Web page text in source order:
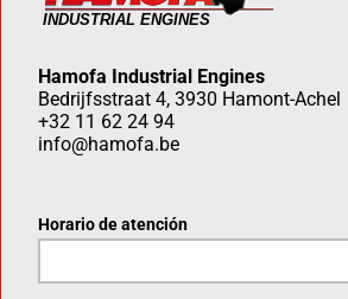
Hamofa Industrial Engines
Bedrijfsstraat 4, 3930 Hamont-Achel
+32 11 62 24 94
info@hamofa.be
Horario de atención